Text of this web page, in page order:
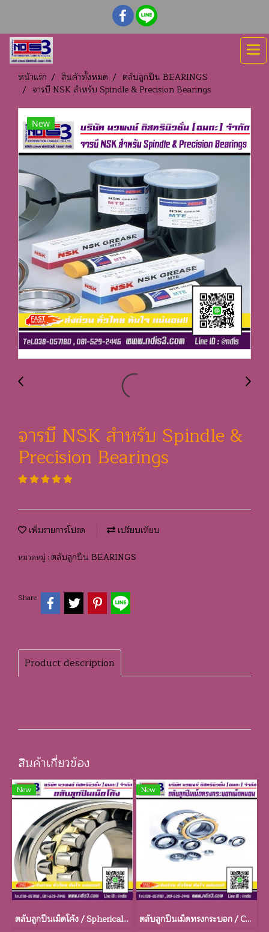
หน้าแรก สินค้าทั้งหมด
ตลับลูกปืน BEARINGS
จารบี NSK สำหรับ Spindle & Precision Bearings
New
จารบี NSK สำหรับ Spindle &
Precision Bearings
เพิ่มรายการโปรด เปรียบเทียบ
หมวดหมู่ : ตลับลูกปืน BEARINGS
Share
Product description
สินค้าเกี่ยวข้อง
New
ตลับลูกปืนเม็ดโค้ง / Spherical Roller Bearings
New
ตลับลูกปืนเม็ดทรงกระบอก / Cylindrical Bearings